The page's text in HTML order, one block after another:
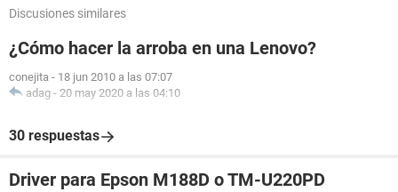
Discusiones similares
¿Cómo hacer la arroba en una Lenovo?
conejita - 18 jun 2010 a las 07:07
adag - 20 may 2020 a las 04:10
30 respuestas
Driver para Epson M188D o TM-U220PD